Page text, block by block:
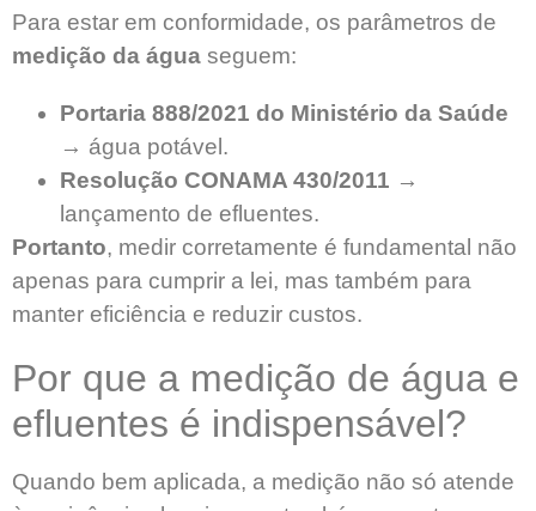
Para estar em conformidade, os parâmetros de
medição da água seguem:
Portaria 888/2021 do Ministério da Saúde
→ água potável.
Resolução CONAMA 430/2011 →
lançamento de efluentes.
Portanto, medir corretamente é fundamental não
apenas para cumprir a lei, mas também para
manter eficiência e reduzir custos.
Por que a medição de água e
efluentes é indispensável?
Quando bem aplicada, a medição não só atende